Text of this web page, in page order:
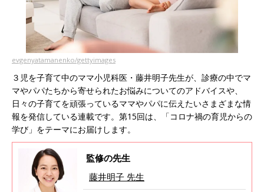
evgenyatamanenko/gettyimages
３児を子育て中のママ小児科医・藤井明子先生が、診療の中でマ
マやパパたちから寄せられたお悩みについてのアドバイスや、
日々の子育てを頑張っているママやパパに伝えたいさまざまな情
報を発信している連載です。第15回は、「コロナ禍の育児からの
学び」をテーマにお届けします。
監修の先生
藤井明子 先生